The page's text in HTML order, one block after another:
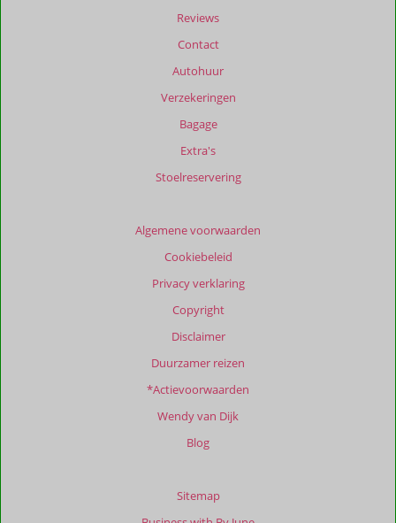
Reviews
Contact
Autohuur
Verzekeringen
Bagage
Extra's
Stoelreservering
Algemene voorwaarden
Cookiebeleid
Privacy verklaring
Copyright
Disclaimer
Duurzamer reizen
*Actievoorwaarden
Wendy van Dijk
Blog
Sitemap